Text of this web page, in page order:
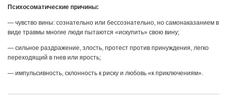
Психосоматические причины:
— чувство вины: сознательно или бессознательно, но самонаказанием в
виде травмы многие люди пытаются «искупить» свою вину;
— сильное раздражение, злость, протест против принуждения, легко
переходящий в гнев или ярость;
— импульсивность, склонность к риску и любовь «к приключениям».